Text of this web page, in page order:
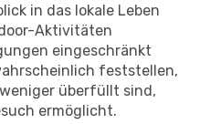
in das lokale Leben
Aktivitäten
eingeschränkt
feststellen,
überfüllt sind,
ermöglicht.